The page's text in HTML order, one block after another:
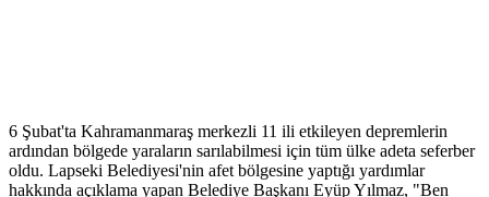
6 Şubat'ta Kahramanmaraş merkezli 11 ili etkileyen depremlerin
ardından bölgede yaraların sarılabilmesi için tüm ülke adeta seferber
oldu. Lapseki Belediyesi'nin afet bölgesine yaptığı yardımlar
hakkında açıklama yapan Belediye Başkanı Eyüp Yılmaz, "Ben